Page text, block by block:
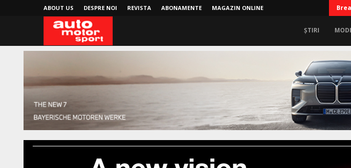
ABOUT US DESPRE NOI REVISTA ABONAMENTE MAGAZIN ONLINE
ȘTIRI